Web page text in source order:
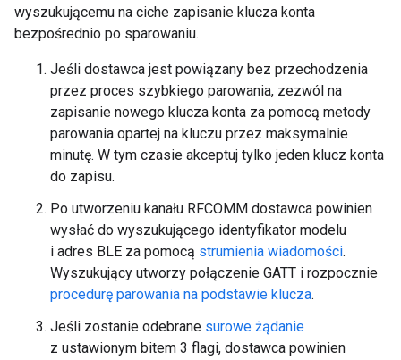
wyszukującemu na ciche zapisanie klucza konta
bezpośrednio po sparowaniu.
Jeśli dostawca jest powiązany bez przechodzenia
przez proces szybkiego parowania, zezwól na
zapisanie nowego klucza konta za pomocą metody
parowania opartej na kluczu przez maksymalnie
minutę. W tym czasie akceptuj tylko jeden klucz konta
do zapisu.
Po utworzeniu kanału RFCOMM dostawca powinien
wysłać do wyszukującego identyfikator modelu
i adres BLE za pomocą strumienia wiadomości.
Wyszukujący utworzy połączenie GATT i rozpocznie
procedurę parowania na podstawie klucza.
Jeśli zostanie odebrane surowe żądanie
z ustawionym bitem 3 flagi, dostawca powinien